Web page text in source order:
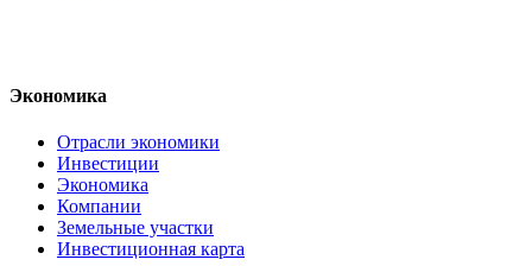
Экономика
Отрасли экономики
Инвестиции
Экономика
Компании
Земельные участки
Инвестиционная карта